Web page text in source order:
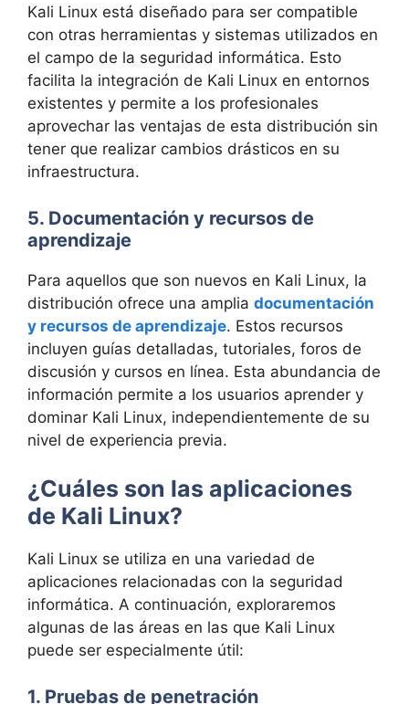
Kali Linux está diseñado para ser compatible
con otras herramientas y sistemas utilizados en
el campo de la seguridad informática. Esto
facilita la integración de Kali Linux en entornos
existentes y permite a los profesionales
aprovechar las ventajas de esta distribución sin
tener que realizar cambios drásticos en su
infraestructura.
5. Documentación y recursos de
aprendizaje
Para aquellos que son nuevos en Kali Linux, la
distribución ofrece una amplia documentación
y recursos de aprendizaje. Estos recursos
incluyen guías detalladas, tutoriales, foros de
discusión y cursos en línea. Esta abundancia de
información permite a los usuarios aprender y
dominar Kali Linux, independientemente de su
nivel de experiencia previa.
¿Cuáles son las aplicaciones
de Kali Linux?
Kali Linux se utiliza en una variedad de
aplicaciones relacionadas con la seguridad
informática. A continuación, exploraremos
algunas de las áreas en las que Kali Linux
puede ser especialmente útil:
1. Pruebas de penetración